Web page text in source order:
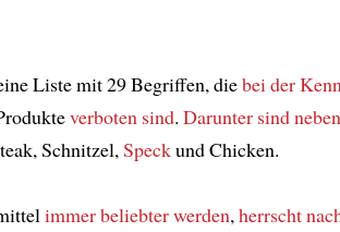
Liste mit 29 Begriffen, diebei der
verboten sind. Darunter sindneben
Schnitzel, Speckund Chicken.
immer beliebter werden, herrscht